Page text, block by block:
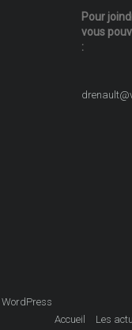
Pour
vous
:
WordPress
Accueil
Les